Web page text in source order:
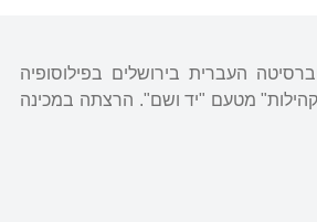
העברית בירושלים בפילוסופיה
מטעם "יד ושם". הרצתה במכינה